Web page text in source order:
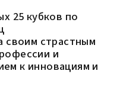
25 кубков по
своим страстным
и
к инновациям и